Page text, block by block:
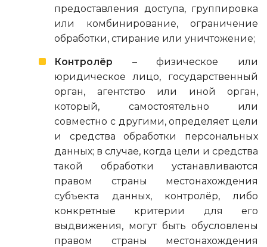
предоставления доступа, группировка
или комбинирование, ограничение
обработки, стирание или уничтожение;
Контролёр – физическое или
юридическое лицо, государственный
орган, агентство или иной орган,
который, самостоятельно или
совместно с другими, определяет цели
и средства обработки персональных
данных; в случае, когда цели и средства
такой обработки устанавливаются
правом страны местонахождения
субъекта данных, контролёр, либо
конкретные критерии для его
выдвижения, могут быть обусловлены
правом страны местонахождения